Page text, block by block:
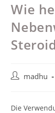
Wie
Postmadhu
Die